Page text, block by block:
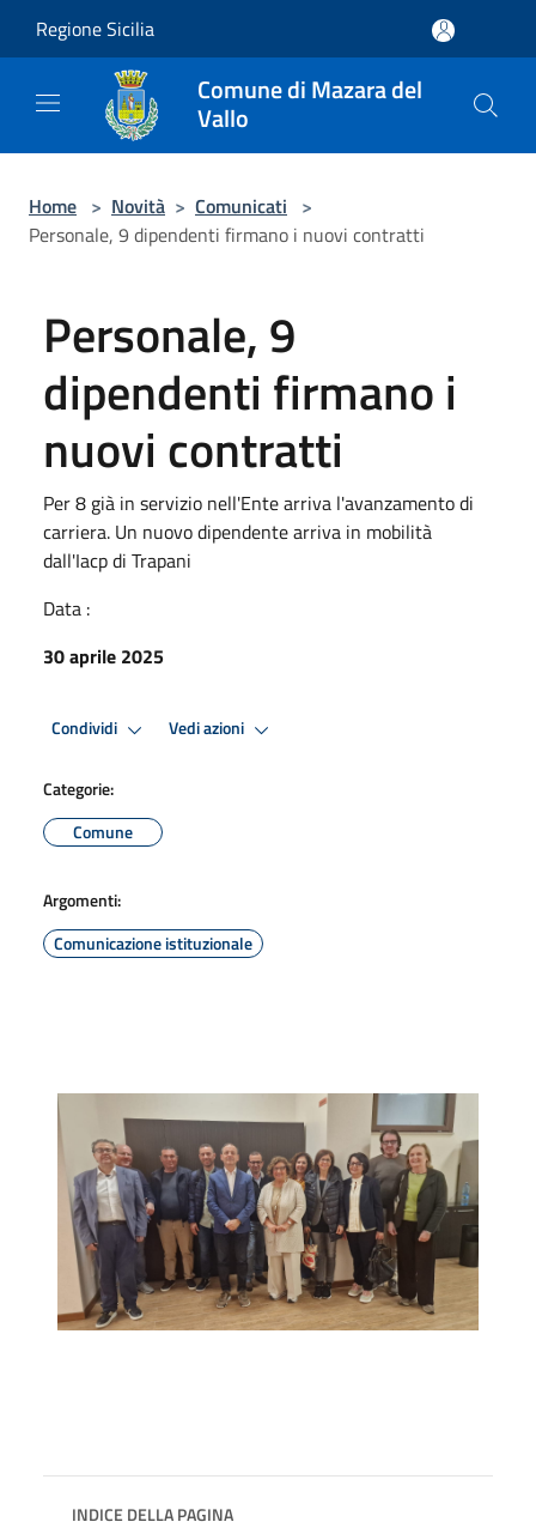
Regione Sicilia
Comune di Mazara del
Vallo
Home > Novità > Comunicati >
Personale, 9 dipendenti firmano i nuovi contratti
Personale, 9
dipendenti firmano i
nuovi contratti
Per 8 già in servizio nell'Ente arriva l'avanzamento di
carriera. Un nuovo dipendente arriva in mobilità
dall'Iacp di Trapani
Data :
30 aprile 2025
Condividi Vedi azioni
Categorie:
Comune
Argomenti:
Comunicazione istituzionale
INDICE DELLA PAGINA